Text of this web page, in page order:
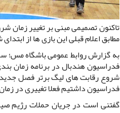
تاکنون تصمیمی مبنی بر تغییر زمان
مطابق اعلام قبلی این بازی ها از
به گزارش روابط عمومی باشگاه
فدراسیون هندبال در برنامه زمان
شروع رقابت های لیگ برتر فصل
فدراسیون داشتیم فعلا تغییری در
گفتنی است در جریان حملات رژیم